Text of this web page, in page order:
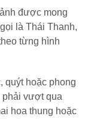
được mong
là Thái Thanh,
từng hình
quýt hoặc phong
phải vượt qua
hoa thung hoặc